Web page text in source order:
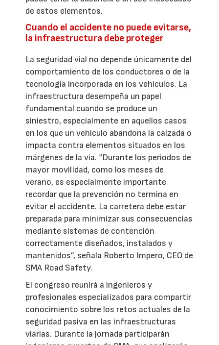
de estos elementos.
Cuando el accidente no puede evitarse,
la infraestructura debe proteger
La seguridad vial no depende únicamente del
comportamiento de los conductores o de la
tecnología incorporada en los vehículos. La
infraestructura desempeña un papel
fundamental cuando se produce un
siniestro, especialmente en aquellos casos
en los que un vehículo abandona la calzada o
impacta contra elementos situados en los
márgenes de la vía. “Durante los periodos de
mayor movilidad, como los meses de
verano, es especialmente importante
recordar que la prevención no termina en
evitar el accidente. La carretera debe estar
preparada para minimizar sus consecuencias
mediante sistemas de contención
correctamente diseñados, instalados y
mantenidos”, señala Roberto Impero, CEO de
SMA Road Safety.
El congreso reunirá a ingenieros y
profesionales especializados para compartir
conocimiento sobre los retos actuales de la
seguridad pasiva en las infraestructuras
viarias. Durante la jornada participarán